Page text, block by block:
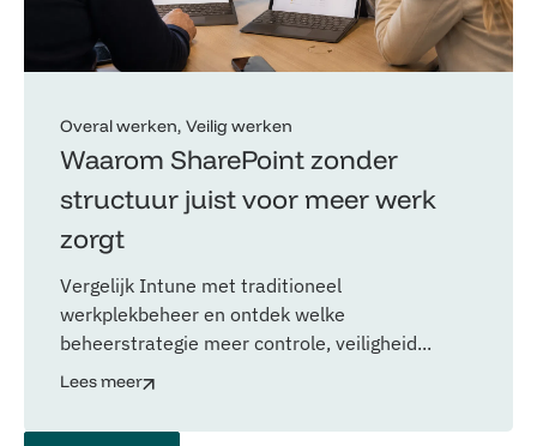
Overal werken Veilig werken
Waarom SharePoint zonder
structuur juist voor meer werk
zorgt
Vergelijk Intune met traditioneel
werkplekbeheer en ontdek welke
beheerstrategie meer controle, veiligheid...
Lees meer